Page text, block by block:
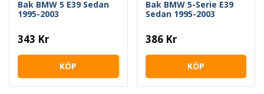
Bak BMW 5 E39 Sedan
1995-2003
343 Kr
KÖP
Bak BMW 5-Serie E39
Sedan 1995-2003
386 Kr
KÖP